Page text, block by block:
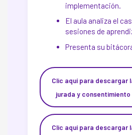
implementación.
El aula analiza el
sesiones de
Presenta su
Clic aquí para descargar
jurada y
Clic aquí para descargar